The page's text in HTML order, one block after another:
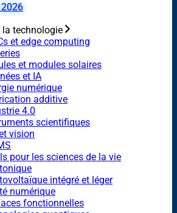
la technologie
et edge computing
et modules solaires
et IA
numérique
additive
4.0
scientifiques
vision
pour les sciences de la vie
intégré et léger
numérique
fonctionnelles